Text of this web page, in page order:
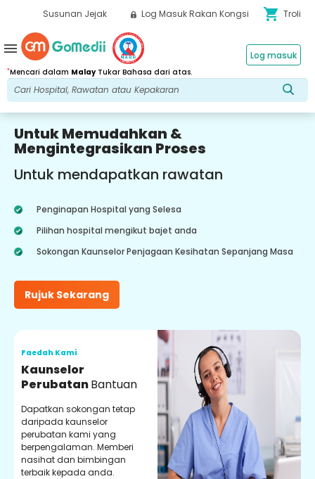
Susunan Jejak Log Masuk Rakan Kongsi shopping_cart Troli
*Mencari dalam MalayTukar Bahasa dari atas.
Log masuk
menu
Untuk Memudahkan &
Mengintegrasikan Proses
Untuk mendapatkan rawatan
Penginapan Hospital yang Selesa
Pilihan hospital mengikut bajet anda
Sokongan Kaunselor Penjagaan Kesihatan Sepanjang Masa
Rujuk Sekarang
Faedah Kami
Kaunselor
PerubatanBantuan
Dapatkan sokongan tetap
daripada kaunselor
perubatan kami yang
berpengalaman. Memberi
nasihat dan bimbingan
terbaik kepada anda.